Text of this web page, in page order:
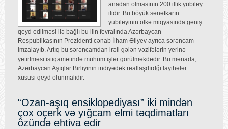
anadan olmasının 200 illik yubiley
ilidir. Bu böyük sənətkarın
yubileyinin ölkə miqyasında geniş
qeyd edilməsi ilə bağlı bu ilin fevralında Azərbaycan
Respublikasının Prezidenti cənab İlham Əliyev ayrıca sərəncam
imzalayıb. Artıq bu sərəncamdan irəli gələn vəzifələrin yerinə
yetirlməsi istiqamətində mühüm işlər görülməkdədir. Bu mənada,
Azərbaycan Aşıqlar Birliyinin indiyədək reallaşdırdğı layihələr
xüsusi qeyd olunmalıdır.
“Ozan-aşıq ensiklopediyası” iki mindən
çox oçerk və yığcam elmi təqdimatları
özündə ehtiva edir